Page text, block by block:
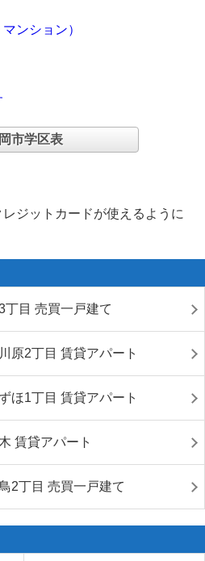
市学区表
ジットカードが使えるように
丁目 売買一戸建て
原2丁目 賃貸アパート
ほ1丁目 賃貸アパート
賃貸アパート
2丁目 売買一戸建て